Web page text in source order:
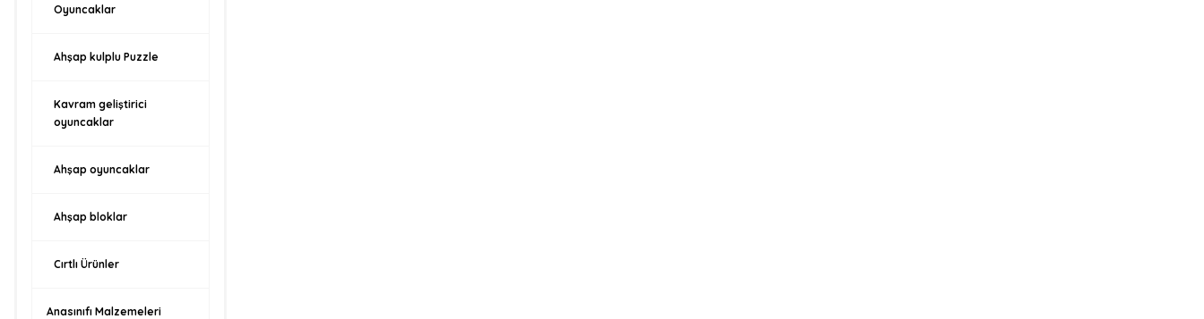
Oyuncaklar
Ahşap kulplu Puzzle
Kavram geliştirici
oyuncaklar
Ahşap oyuncaklar
Ahşap bloklar
Cırtlı Ürünler
Anasınıfı Malzemeleri